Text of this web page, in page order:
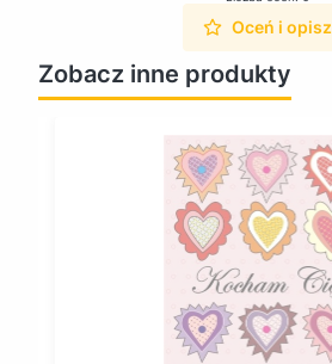
Oceń i opisz
Zobacz inne produkty